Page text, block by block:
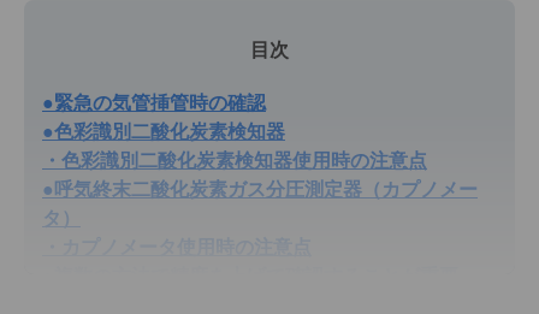
目次
●緊急の気管挿管時の確認
●色彩識別二酸化炭素検知器
・色彩識別二酸化炭素検知器使用時の注意点
●呼気終末二酸化炭素ガス分圧測定器（カプノメー
タ）